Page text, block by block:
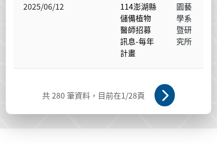
2025/06/12
114澎湖縣
儲備植物
醫師招募
訊息-每年
計畫
園藝
學系
暨研
究所
共280 筆資料，目前在1/28頁